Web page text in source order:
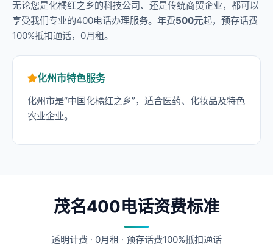
无论您是化橘红之乡的科技公司、还是传统商贸企业，都可以
享受我们专业的400电话办理服务。年费500元起，预存话费
100%抵扣通话，0月租。
化州市特色服务
化州市是“中国化橘红之乡”，适合医药、化妆品及特色
农业企业。
茂名400电话资费标准
透明计费 · 0月租 · 预存话费100%抵扣通话